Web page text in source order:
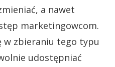
a nawet
marketingowcom.
w zbieraniu tego typu
udostępniać